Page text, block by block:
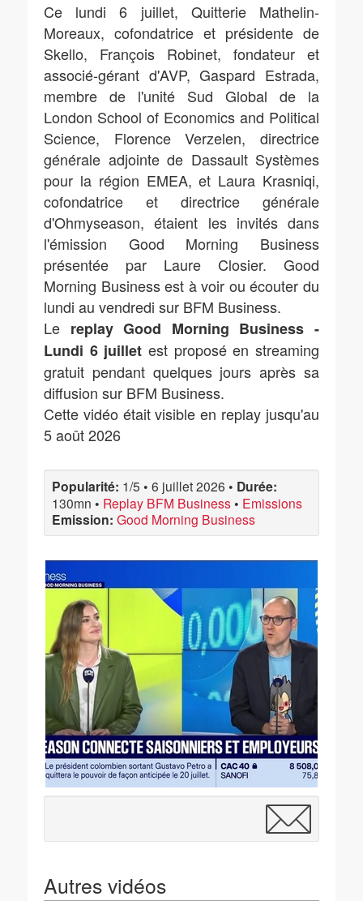
Ce lundi 6 juillet, Quitterie Mathelin-
Moreaux, cofondatrice et présidente de
Skello, François Robinet, fondateur et
associé-gérant d'AVP, Gaspard Estrada,
membre de l'unité Sud Global de la
London School of Economics and Political
Science, Florence Verzelen, directrice
générale adjointe de Dassault Systèmes
pour la région EMEA, et Laura Krasniqi,
cofondatrice et directrice générale
d'Ohmyseason, étaient les invités dans
l'émission Good Morning Business
présentée par Laure Closier. Good
Morning Business est à voir ou écouter du
lundi au vendredi sur BFM Business.
Le replay Good Morning Business -
Lundi 6 juillet est proposé en streaming
gratuit pendant quelques jours après sa
diffusion sur BFM Business.
Cette vidéo était visible en replay jusqu'au
5 août 2026
Popularité: 1/5 • 6 juillet 2026 • Durée:
130mn • Replay BFM Business • Emissions
Emission: Good Morning Business
Autres vidéos